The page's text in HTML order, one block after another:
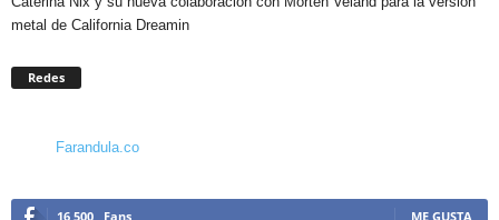
metal de California Dreamin
Redes
Farandula.co
16,500 Fans ME GUSTA